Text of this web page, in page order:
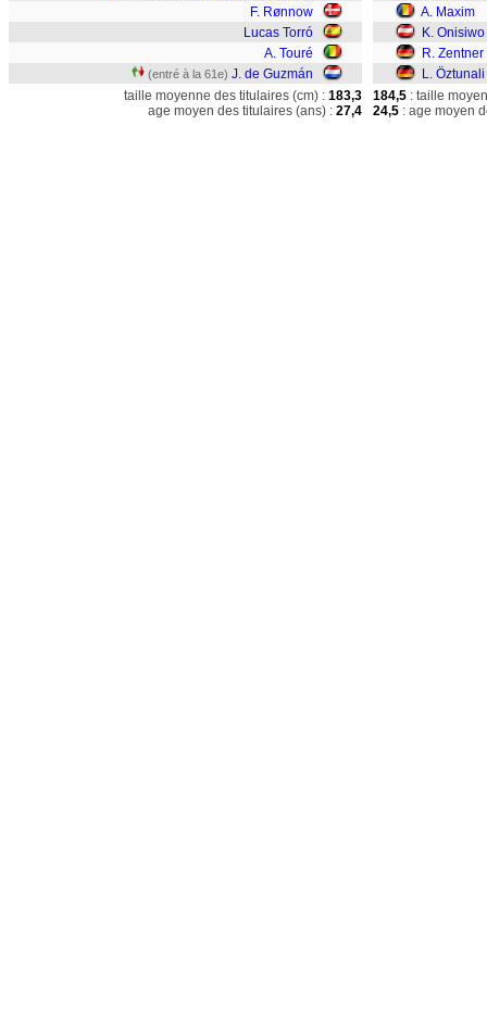
F. Rønnow
Lucas Torró
A. Touré
(entré à la 61e) J. de Guzmán
A. Maxim
K. Onisiwo
R. Zentner
L. Öztunali
taille moyenne des titulaires (cm) : 183,3
age moyen des titulaires (ans) : 27,4
184,5 : taille
24,5 : age moyen